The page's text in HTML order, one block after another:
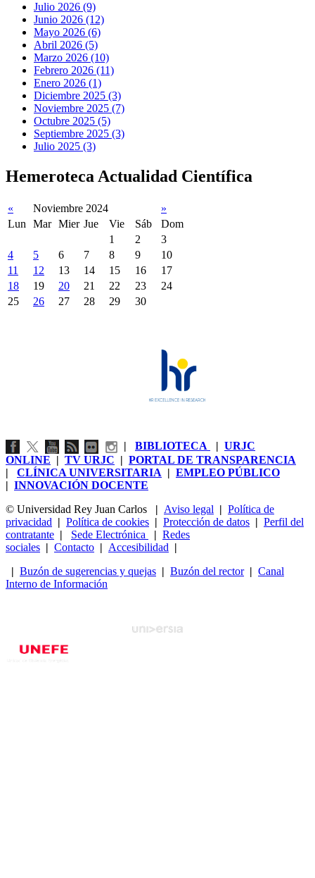
Julio 2026 (9)
Junio 2026 (12)
Mayo 2026 (6)
Abril 2026 (5)
Marzo 2026 (10)
Febrero 2026 (11)
Enero 2026 (1)
Diciembre 2025 (3)
Noviembre 2025 (7)
Octubre 2025 (5)
Septiembre 2025 (3)
Julio 2025 (3)
Hemeroteca Actualidad Científica
« Noviembre 2024
»
Lun
Mar Mier Jue Vie Sáb
Dom
1
2
3
4
5 6 7 8 9
10
11
12 13 14 15 16
17
18
19 20 21 22 23
24
25
26 27 28 29 30
| BIBLIOTECA | URJC
ONLINE | TV URJC | PORTAL DE TRANSPARENCIA
| CLÍNICA UNIVERSITARIA | EMPLEO PÚBLICO
| INNOVACIÓN DOCENTE
© Universidad Rey Juan Carlos
| Aviso legal | Política de
privacidad | Política de cookies | Protección de datos | Perfil del
contratante | Sede Electrónica | Redes
sociales | Contacto | Accesibilidad |
| Buzón de sugerencias y quejas | Buzón del rector| Canal
Interno de Información